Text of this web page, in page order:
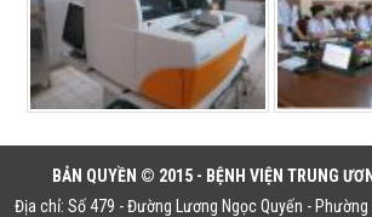
BẢN QUYỀN © 2015 - BỆNH VIỆN TRUNG
Địa chỉ: Số 479 - Đường Lương Ngọc Quyến -